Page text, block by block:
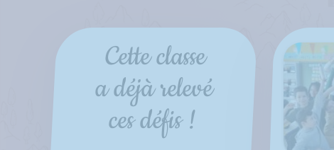
Cette classe
a déjà relevé
ces défis !